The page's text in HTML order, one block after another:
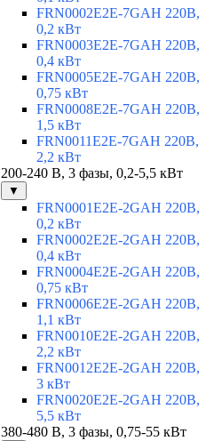
FRN0002E2E-7GAH 220В,
0,2 кВт
FRN0003E2E-7GAH 220В,
0,4 кВт
FRN0005E2E-7GAH 220В,
0,75 кВт
FRN0008E2E-7GAH 220В,
1,5 кВт
FRN0011E2E-7GAH 220В,
2,2 кВт
200-240 В, 3 фазы, 0,2-5,5 кВт
▼
FRN0001E2E-2GAH 220В,
0,2 кВт
FRN0002E2E-2GAH 220В,
0,4 кВт
FRN0004E2E-2GAH 220В,
0,75 кВт
FRN0006E2E-2GAH 220В,
1,1 кВт
FRN0010E2E-2GAH 220В,
2,2 кВт
FRN0012E2E-2GAH 220В,
3 кВт
FRN0020E2E-2GAH 220В,
5,5 кВт
380-480 В, 3 фазы, 0,75-55 кВт